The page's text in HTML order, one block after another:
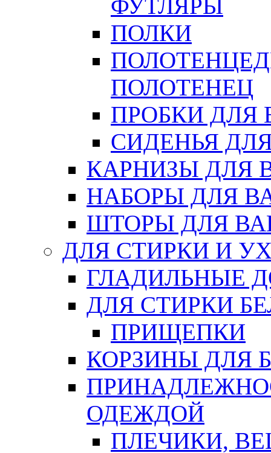
ФУТЛЯРЫ
ПОЛКИ
ПОЛОТЕНЕЦ
ПРОБКИ ДЛЯ
СИДЕНЬЯ
КАРНИЗЫ ДЛЯ
НАБОРЫ ДЛЯ
ШТОРЫ ДЛЯ
ДЛЯ СТИРКИ И
ГЛАДИЛЬНЫЕ
ДЛЯ СТИРКИ
ПРИЩЕПКИ
КОРЗИНЫ ДЛЯ
ОДЕЖДОЙ
ПЛЕЧИКИ,